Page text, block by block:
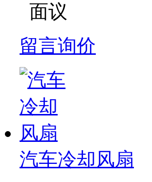
面议
留言询价
汽车冷却风扇